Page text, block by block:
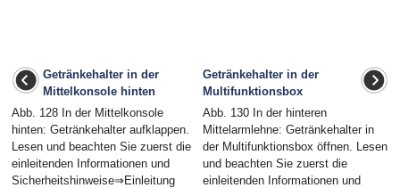
Getränkehalter in der
Mittelkonsole hinten
Abb. 128 In der Mittelkonsole
hinten: Getränkehalter aufklappen.
Lesen und beachten Sie zuerst die
einleitenden Informationen und
Sicherheitshinweise⇒Einleitung
Getränkehalter in der
Multifunktionsbox
Abb. 130 In der hinteren
Mittelarmlehne: Getränkehalter in
der Multifunktionsbox öffnen. Lesen
und beachten Sie zuerst die
einleitenden Informationen und